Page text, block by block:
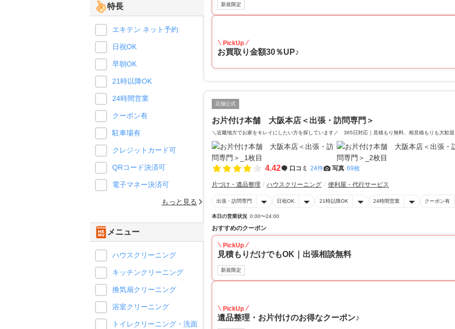
新規限定
PickUp
お買取り金額30％UP♪
店舗公式
お片付け本舗 大阪本店＜出張・訪問専門＞
＼近畿地方でお家をキレイにしたい方を探しています／ 365日対応｜見積もり無料、相見積もりも大歓
4.42 口コミ 24件 写真 69枚
片づけ・遺品整理 ハウスクリーニング 便利屋・代行サービス
出張・訪問専門 日祝OK 21時以降OK 24時間営業 クーポン有
本日の営業状況 0:00〜24:00
おすすめのクーポン
PickUp
見積もりだけでもOK｜出張相談無料
新規限定
PickUp
遺品整理・お片付けのお得なクーポン♪
特長
エキテン ネット予約
日祝OK
早朝OK
21時以降OK
24時間営業
クーポン有
駐車場有
クレジットカード可
QRコード決済可
電子マネー決済可
もっと見る
メニュー
ハウスクリーニング
キッチンクリーニング
換気扇クリーニング
浴室クリーニング
トイレクリーニング・洗面